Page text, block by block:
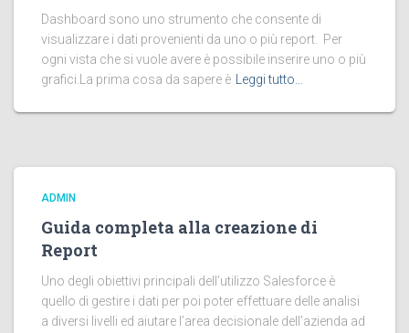
Dashboard sono uno strumento che consente di
visualizzare i dati provenienti da uno o più report. Per
ogni vista che si vuole avere è possibile inserire uno o più
grafici.La prima cosa da sapere è
Leggi tutto…
ADMIN
Guida completa alla creazione di
Report
Uno degli obiettivi principali dell’utilizzo Salesforce è
quello di gestire i dati per poi poter effettuare delle analisi
a diversi livelli ed aiutare l’area decisionale dell’azienda ad